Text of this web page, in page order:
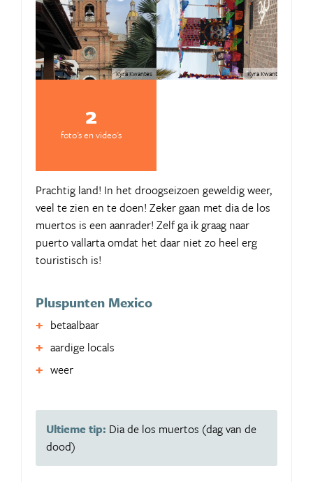
Kyra Kwantes Kyra Kwantes
2
foto's en video's
Prachtig land! In het droogseizoen geweldig weer,
veel te zien en te doen! Zeker gaan met dia de los
muertos is een aanrader! Zelf ga ik graag naar
puerto vallarta omdat het daar niet zo heel erg
touristisch is!
Pluspunten Mexico
betaalbaar
aardige locals
weer
Ultieme tip: Dia de los muertos (dag van de
dood)